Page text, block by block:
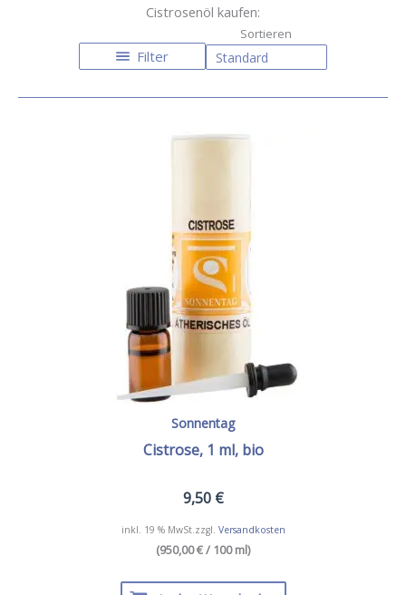
Cistrosenöl kaufen:
Filter
Sonnentag
Cistrose, 1 ml, bio
9,50 €
inkl. 19 % MwSt.zzgl. Versandkosten
(950,00 € / 100 ml)